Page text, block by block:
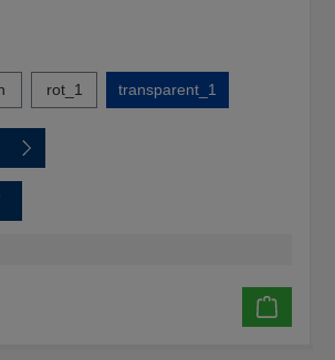
rot_1 transparent_1